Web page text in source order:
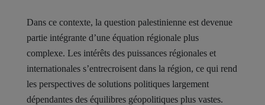
Dans ce contexte, la question palestinienne est devenue
partie intégrante d’une équation régionale plus
complexe. Les intérêts des puissances régionales et
internationales s’entrecroisent dans la région, ce qui rend
les perspectives de solutions politiques largement
dépendantes des équilibres géopolitiques plus vastes.